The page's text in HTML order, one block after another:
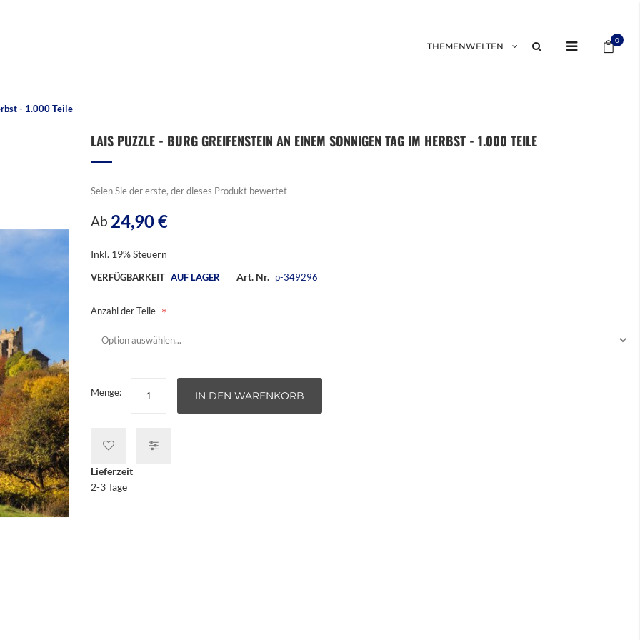
0
THEMENWELTEN
- 1.000 Teile
LAIS PUZZLE - BURG GREIFENSTEIN AN EINEM SONNIGEN TAG IM HERBST - 1.000 TEILE
Seien Sie der erste, der dieses Produkt bewertet
Ab 24,90 €
Inkl. 19% Steuern
VERFÜGBARKEIT AUF LAGER Art. Nr. p-349296
Anzahl der Teile
Menge: IN DEN WARENKORB
Lieferzeit
2-3 Tage